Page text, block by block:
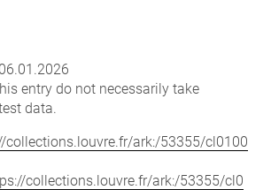
entry do not necessarily take
data.
collections.louvre.fr/ark:/53355/cl0100
collections.louvre.fr/ark:/53355/cl0